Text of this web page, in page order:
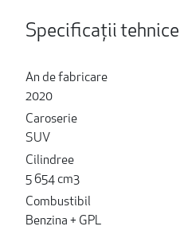
Specificații tehnice
An de fabricare
2020
Caroserie
SUV
Cilindree
5 654 cm3
Combustibil
Benzina + GPL